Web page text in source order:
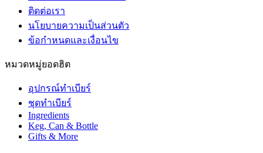
ติดต่อเรา
นโยบายความเป็นส่วนตัว
ข้อกำหนดและเงื่อนไข
หมวดหมู่ยอดฮิต
อุปกรณ์ทำเบียร์
ชุดทำเบียร์
Ingredients
Keg, Can & Bottle
Gifts & More